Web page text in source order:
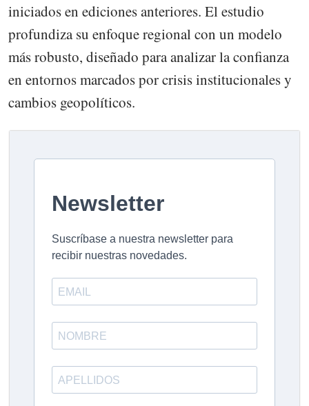
iniciados en ediciones anteriores. El estudio
profundiza su enfoque regional con un modelo
más robusto, diseñado para analizar la confianza
en entornos marcados por crisis institucionales y
cambios geopolíticos.